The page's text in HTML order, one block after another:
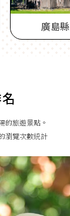
廣島縣
的旅遊景點。
瀏覽次數統計